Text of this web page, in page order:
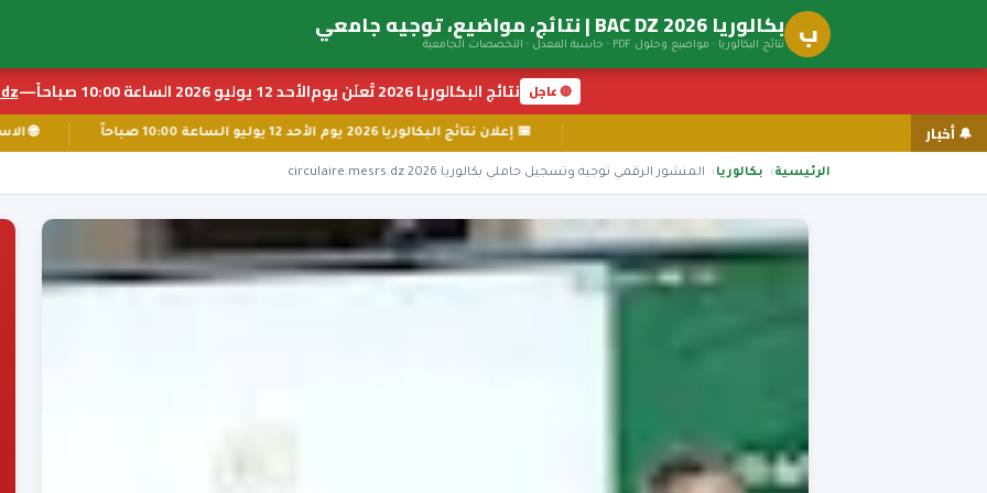
ب بكالوريا BAC DZ 2026 | نتائج، مواضيع، توجيه جامعي
نتائج البكالوريا · مواضيع وحلول PDF · حاسبة المعدل · التخصصات الجامعية
🔴 عاجل نتائج البكالوريا 2026 تُعلَن يوم الأحد 12 يوليو 2026 الساعة 10:00 صباحاً —
←
🔔 أخبار 📅 إعلان نتائج البكالوريا 2026 يوم الأحد 12 يوليو الساعة 10:00 صباحاً
الرئيسية بكالوريا المنشور الرقمي توجيه وتسجيل حاملي بكالوريا circulaire.mesrs.dz 2026